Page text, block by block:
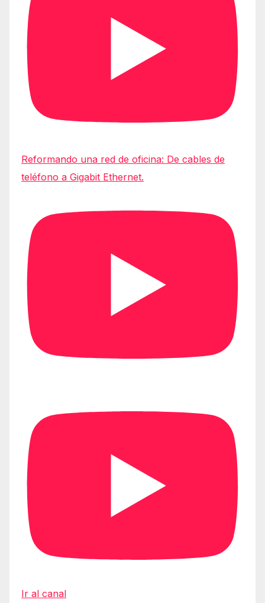
Reformando una red de oficina: De cables de
teléfono a Gigabit Ethernet.
Ir al canal